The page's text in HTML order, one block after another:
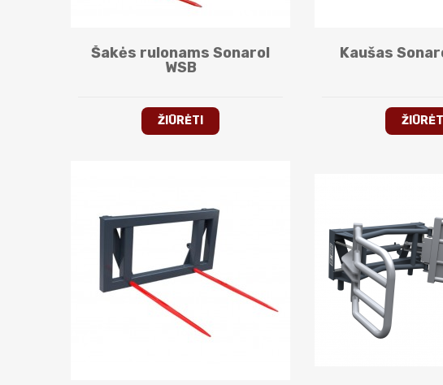
Šakės rulonams Sonarol
WSB
ŽIŪRĖTI
Kaušas
ŽIŪRĖTI